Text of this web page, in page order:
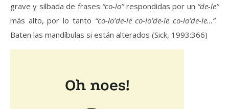
grave y silbada de frases “co-lo”respondidas por un “de-le”
más alto, por lo tanto “co-lo’de-le co-lo’de-le co-lo’de-le…”.
Baten las mandíbulas si están alterados (Sick, 1993:366)